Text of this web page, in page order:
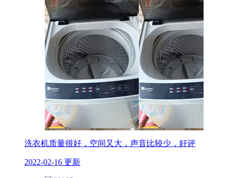
洗衣机质量很好，空间又大，声音比较少，好评
2022-02-16 更新